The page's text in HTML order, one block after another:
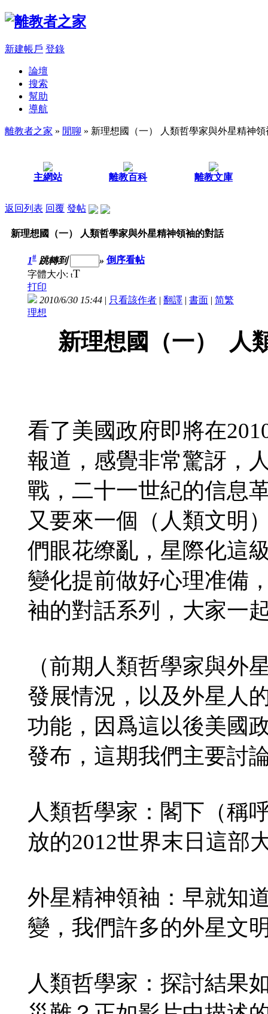
新建帳戶 登錄
論壇
搜索
幫助
導航
離教者之家 » 閒聊 » 新理想國（一） 人類哲學家與外星精神
主網站 離教百科 離教文庫
返回列表 回覆 發帖
新理想國（一） 人類哲學家與外星精神領袖的對話
1# 跳轉到 » 倒序看帖
字體大小: tT
打印
2010/6/30 15:44 | 只看該作者 | 翻譯 | 書面 | 简繁
理想
新理想國（一） 人
看了美國政府即將在
報道，感覺非常驚訝，
戰，二十一世紀的信息
又要來一個（人類文明
們眼花缭亂，星際化這
變化提前做好心理准備
袖的對話系列，大家一
（前期人類哲學家與外
發展情況，以及外星人
功能，因爲這以後美國
發布，這期我們主要討
人類哲學家：閣下（稱
放的2012世界末日這部
外星精神領袖：早就知
變，我們許多的外星文
人類哲學家：探討結果